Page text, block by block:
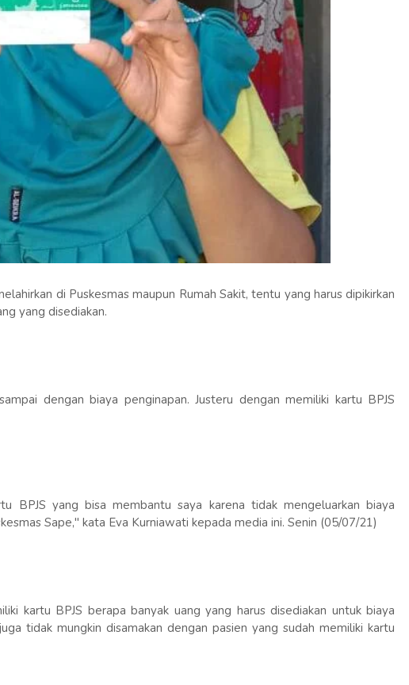
di Puskesmas maupun Rumah Sakit, tentu yang harus dipikirkan
yang disediakan.
dengan biaya penginapan. Justeru dengan memiliki kartu BPJS
BPJS yang bisa membantu saya karena tidak mengeluarkan biaya
Sape," kata Eva Kurniawati kepada media ini. Senin (05/07/21)
kartu BPJS berapa banyak uang yang harus disediakan untuk biaya
tidak mungkin disamakan dengan pasien yang sudah memiliki kartu